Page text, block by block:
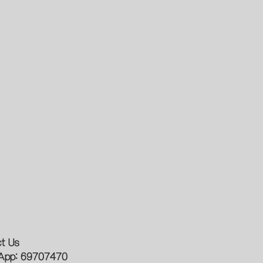
Us
69707470